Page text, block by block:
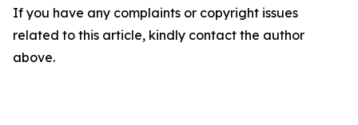
If you have any complaints or copyright issues
related to this article, kindly contact the author
above.